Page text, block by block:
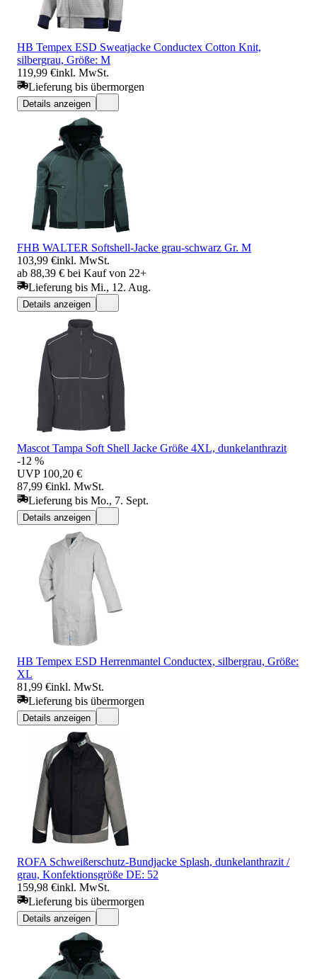
HB Tempex ESD Sweatjacke Conductex Cotton Knit,
silbergrau, Größe: M
119,99 €inkl. MwSt.
Lieferung bis übermorgen
Details anzeigen
FHB WALTER Softshell-Jacke grau-schwarz Gr. M
103,99 €inkl. MwSt.
ab 88,39 € bei Kauf von 22+
Lieferung bis Mi., 12. Aug.
Details anzeigen
Mascot Tampa Soft Shell Jacke Größe 4XL, dunkelanthrazit
-12 %
UVP 100,20 €
87,99 €inkl. MwSt.
Lieferung bis Mo., 7. Sept.
Details anzeigen
HB Tempex ESD Herrenmantel Conductex, silbergrau, Größe:
XL
81,99 €inkl. MwSt.
Lieferung bis übermorgen
Details anzeigen
ROFA Schweißerschutz-Bundjacke Splash, dunkelanthrazit /
grau, Konfektionsgröße DE: 52
159,98 €inkl. MwSt.
Lieferung bis übermorgen
Details anzeigen